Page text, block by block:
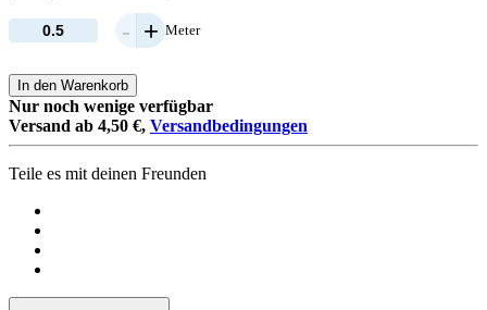
- + Meter
In den Warenkorb
Nur noch wenige verfügbar
Versand ab 4,50 €, Versandbedingungen
Teile es mit deinen Freunden